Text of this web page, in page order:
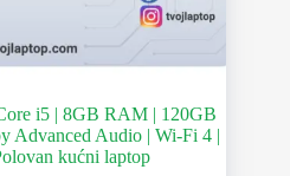
i5 | 8GB RAM | 120GB
Advanced Audio | Wi-Fi 4 |
kućni laptop